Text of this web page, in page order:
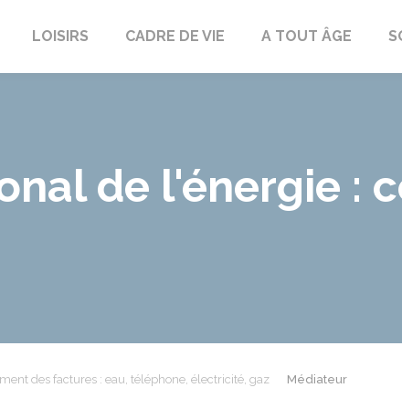
LOISIRS CADRE DE VIE A TOUT ÂGE
de l'énergie :
des factures : eau, téléphone, électricité, gaz
Médiateur